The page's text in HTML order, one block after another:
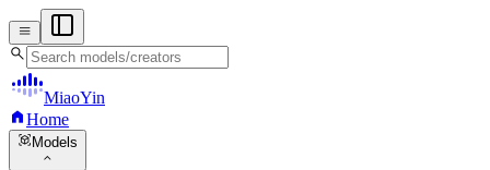
menu
search
MiaoYin
homeHome
view_in_ar Models
expand_more